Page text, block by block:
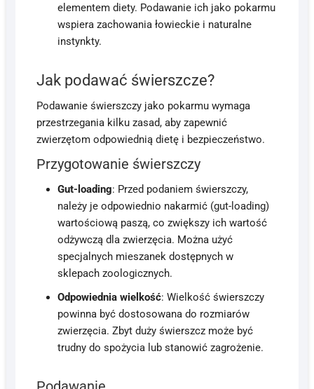
elementem diety. Podawanie ich jako pokarmu
wspiera zachowania łowieckie i naturalne
instynkty.
Jak podawać świerszcze?
Podawanie świerszczy jako pokarmu wymaga
przestrzegania kilku zasad, aby zapewnić
zwierzętom odpowiednią dietę i bezpieczeństwo.
Przygotowanie świerszczy
Gut-loading: Przed podaniem świerszczy,
należy je odpowiednio nakarmić (gut-loading)
wartościową paszą, co zwiększy ich wartość
odżywczą dla zwierzęcia. Można użyć
specjalnych mieszanek dostępnych w
sklepach zoologicznych.
Odpowiednia wielkość: Wielkość świerszczy
powinna być dostosowana do rozmiarów
zwierzęcia. Zbyt duży świerszcz może być
trudny do spożycia lub stanowić zagrożenie.